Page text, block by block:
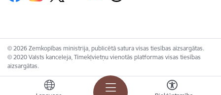
© 2026 Zemkopības ministrija, publicētā satura visas tiesības aizsargātas.
© 2020 Valsts kanceleja, Tīmekļvietņu vienotās platformas visas tiesības
aizsargātas.